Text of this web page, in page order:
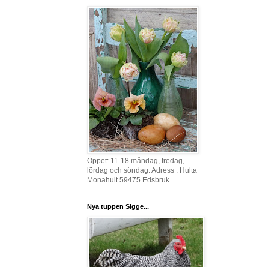
Öppet: 11-18 måndag, fredag,
lördag och söndag. Adress : Hulta
Monahult 59475 Edsbruk
Nya tuppen Sigge...